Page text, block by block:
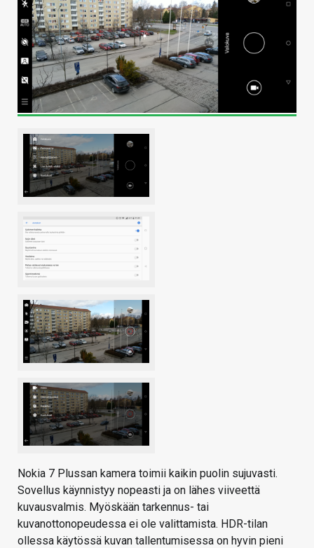
Nokia 7 Plussan kamera toimii kaikin puolin sujuvasti.
Sovellus käynnistyy nopeasti ja on lähes viiveettä
kuvausvalmis. Myöskään tarkennus- tai
kuvanottonopeudessa ei ole valittamista. HDR-tilan
ollessa käytössä kuvan tallentumisessa on hyvin pieni